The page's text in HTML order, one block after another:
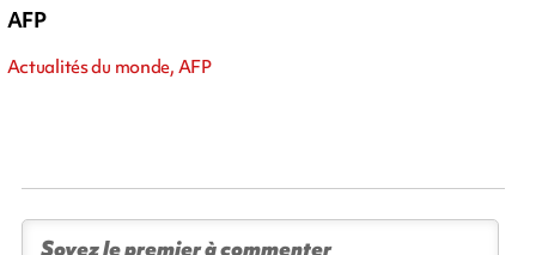
AFP
Actualités du monde, AFP